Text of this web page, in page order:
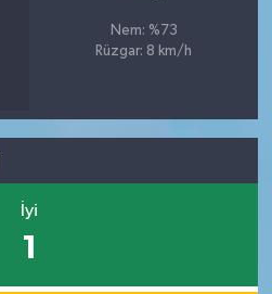
Nem: %73
Rüzgar: 8 km/h
İyi
1